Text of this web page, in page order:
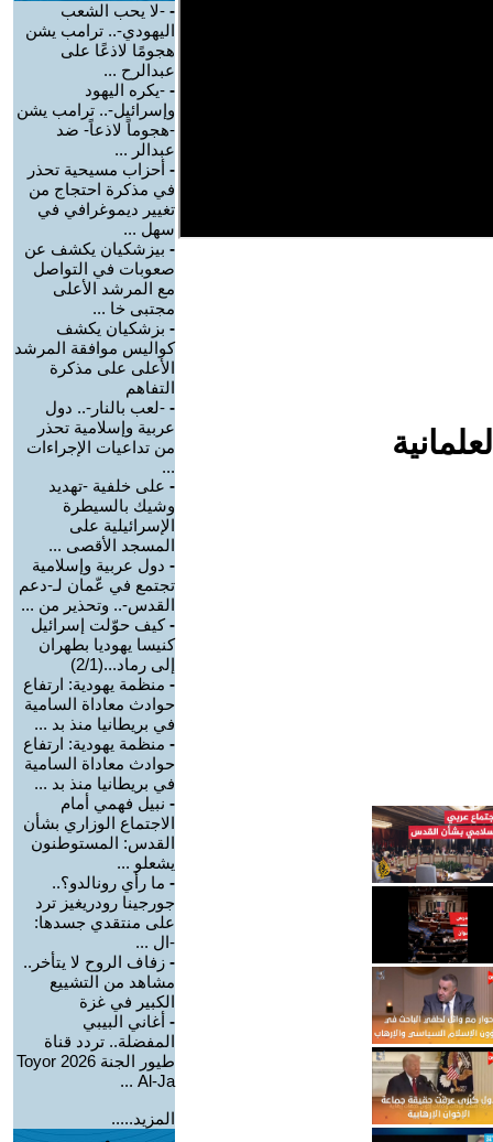
- -لا يحب الشعب
اليهودي-.. ترامب يشن
هجومًا لاذعًا على
عبدالرح ...
- -يكره اليهود
وإسرائيل-.. ترامب يشن
-هجوماً لاذعاً- ضد
عبدالر ...
- أحزاب مسيحية تحذر
في مذكرة احتجاج من
تغيير ديموغرافي في
سهل ...
- بيزشكيان يكشف عن
صعوبات في التواصل
مع المرشد الأعلى
مجتبى خا ...
- بزشكيان يكشف
كواليس موافقة المرشد
الأعلى على مذكرة
التفاهم
- -لعب بالنار-.. دول
عربية وإسلامية تحذر
من تداعيات الإجراءات
...
- على خلفية -تهديد
وشيك بالسيطرة
الإسرائيلية على
المسجد الأقصى ...
- دول عربية وإسلامية
تجتمع في عّمان لـ-دعم
القدس-.. وتحذير من ...
-كيف حوّلت إسرائيل
كنيسا يهوديا بطهران
إلى رماد...(2/1)
- منظمة يهودية: ارتفاع
حوادث معاداة السامية
في بريطانيا منذ بد ...
- منظمة يهودية: ارتفاع
حوادث معاداة السامية
في بريطانيا منذ بد ...
- نبيل فهمي أمام
الاجتماع الوزاري بشأن
القدس: المستوطنون
يشعلو ...
- ما رأي رونالدو؟..
جورجينا رودريغيز ترد
على منتقدي جسدها:
-ال ...
- زفاف الروح لا يتأخر..
مشاهد من التشييع
الكبير في غزة
- أغاني البيبي
المفضلة.. تردد قناة
طيور الجنة 2026 Toyor
Al-Ja ...
المزيد.....